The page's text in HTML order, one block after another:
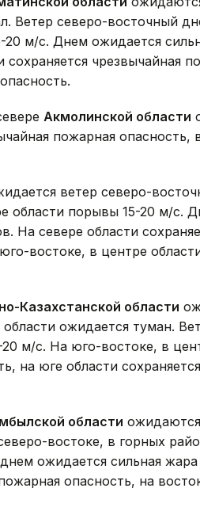
Ветер северо-восточный
20 м/с. Днем ожидается
сохраняется чрезвычайная
Акмолинской области
пожарная опасность,
ветер северо-
области порывы 15-20 м/с.
На севере области
востоке, в центре
Казахстанской области
ожидается туман.
м/с. На юго-востоке, в
на юге области
области
востоке, в горных
ожидается сильная
опасность, на